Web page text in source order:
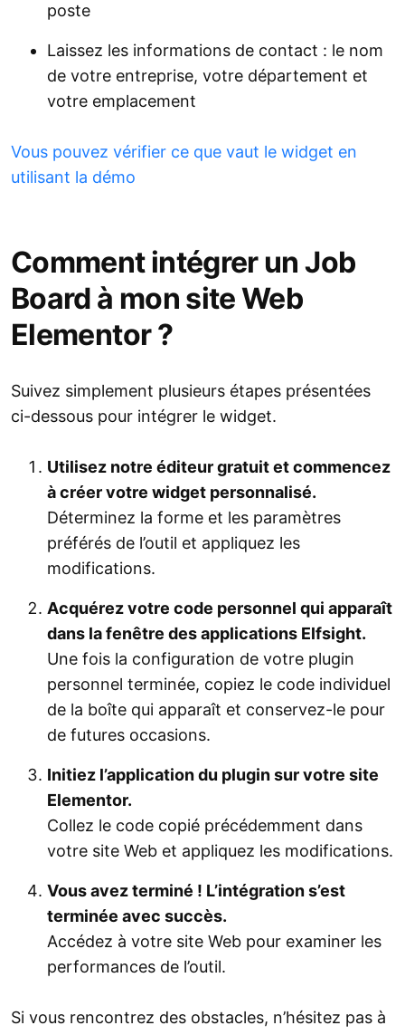
poste
Laissez les informations de contact : le nom
de votre entreprise, votre département et
votre emplacement
Vous pouvez vérifier ce que vaut le widget en
utilisant la démo
Comment intégrer un Job
Board à mon site Web
Elementor ?
Suivez simplement plusieurs étapes présentées
ci-dessous pour intégrer le widget.
Utilisez notre éditeur gratuit et commencez
à créer votre widget personnalisé.
Déterminez la forme et les paramètres
préférés de l’outil et appliquez les
modifications.
Acquérez votre code personnel qui apparaît
dans la fenêtre des applications Elfsight.
Une fois la configuration de votre plugin
personnel terminée, copiez le code individuel
de la boîte qui apparaît et conservez-le pour
de futures occasions.
Initiez l’application du plugin sur votre site
Elementor.
Collez le code copié précédemment dans
votre site Web et appliquez les modifications.
Vous avez terminé ! L’intégration s’est
terminée avec succès.
Accédez à votre site Web pour examiner les
performances de l’outil.
Si vous rencontrez des obstacles, n’hésitez pas à